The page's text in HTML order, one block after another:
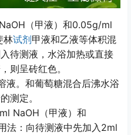
（甲液）和0.05g/ml
林试剂 甲液和乙液等体积混
待测液，水浴加热或直接
则呈砖红色。
液。和葡萄糖混合后沸水浴
测定。
NaOH （甲液）和
法：向待测液中先加入 2ml